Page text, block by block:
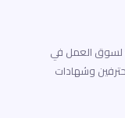
لسوق العمل في
وشهادات